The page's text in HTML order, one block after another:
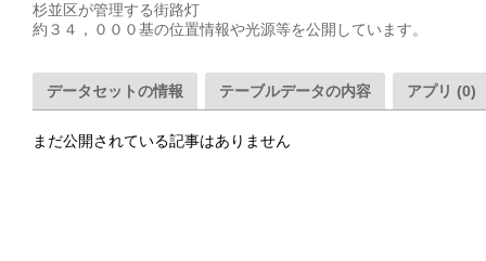
杉並区が管理する街路灯
約３４，０００基の位置情報や光源等を公開しています。
データセットの情報 テーブルデータの内容 アプリ (0)
まだ公開されている記事はありません